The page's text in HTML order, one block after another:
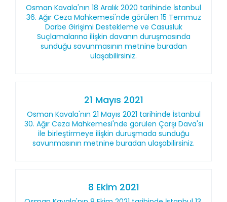
Osman Kavala'nın 18 Aralık 2020 tarihinde İstanbul
36. Ağır Ceza Mahkemesi'nde görülen 15 Temmuz
Darbe Girişimi Destekleme ve Casusluk
Suçlamalarına ilişkin davanın duruşmasında
sunduğu savunmasının metnine buradan
ulaşabilirsiniz.
21 Mayıs 2021
Osman Kavala'nın 21 Mayıs 2021 tarihinde İstanbul
30. Ağır Ceza Mahkemesi'nde görülen Çarşı Dava'sı
ile birleştirmeye ilişkin duruşmada sunduğu
savunmasının metnine buradan ulaşabilirsiniz.
8 Ekim 2021